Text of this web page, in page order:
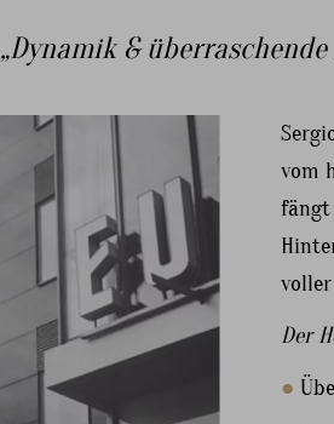
„Dynamik &
vom
fängt
Der
●